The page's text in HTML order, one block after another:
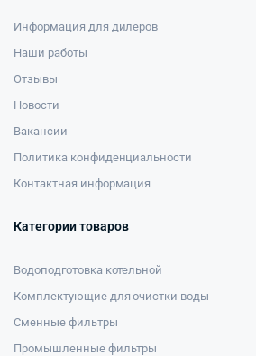
Информация для дилеров
Наши работы
Отзывы
Новости
Вакансии
Политика конфиденциальности
Контактная информация
Категории товаров
Водоподготовка котельной
Комплектующие для очистки воды
Сменные фильтры
Промышленные фильтры